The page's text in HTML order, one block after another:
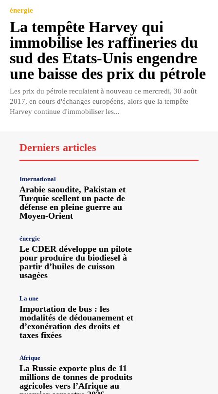
énergie
La tempête Harvey qui
immobilise les raffineries du
sud des Etats-Unis engendre
une baisse des prix du pétrole
Les prix du pétrole reculaient à nouveau ce mercredi, 30 août
2017, en cours d'échanges européens, alors que la tempête
Harvey continue d'immobiliser les...
Derniers articles
International
Arabie saoudite, Pakistan et
Turquie scellent un pacte de
défense en pleine guerre au
Moyen-Orient
énergie
Le CDER développe un pilote
pour produire du biodiesel à
partir d’huiles de cuisson
usagées
La une
Importation de bus : les
modalités de dédouanement et
d’exonération des droits et
taxes fixées
Afrique
La Russie exporte plus de 11
millions de tonnes de produits
agricoles vers l’Afrique au